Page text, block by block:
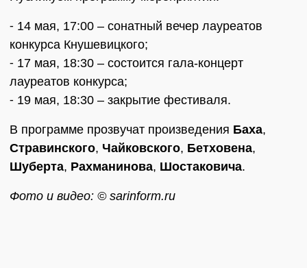
⁃ 14 мая, 17:00 – сонатный вечер лауреатов
конкурса Кнушевицкого;
⁃ 17 мая, 18:30 – состоится гала-концерт
лауреатов конкурса;
⁃ 19 мая, 18:30 – закрытие фестиваля.
В программе прозвучат произведения Баха,
Стравинского, Чайковского, Бетховена,
Шуберта, Рахманинова, Шостаковича.
Фото и видео: © sarinform.ru